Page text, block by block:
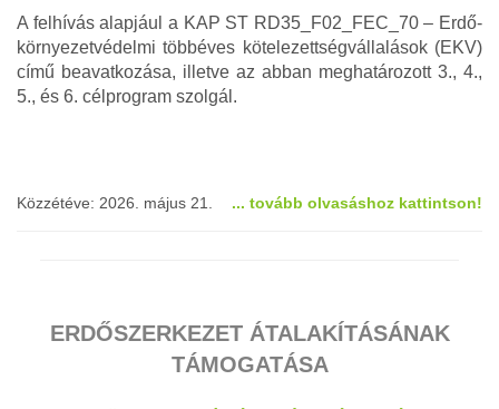
A felhívás alapjául a KAP ST RD35_F02_FEC_70 – Erdő-
környezetvédelmi többéves kötelezettségvállalások (EKV)
című beavatkozása, illetve az abban meghatározott 3., 4.,
5., és 6. célprogram szolgál.
Közzétéve: 2026. május 21. ... tovább olvasáshoz kattintson!
ERDŐSZERKEZET ÁTALAKÍTÁSÁNAK
TÁMOGATÁSA